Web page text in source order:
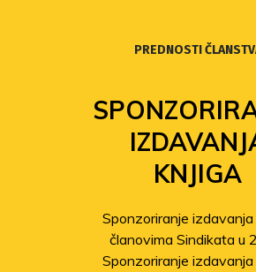
PREDNOSTI
KNJIGA
Sponzoriranje izdavanja
članovima Sindikata u
Sponzoriranje izdavanja